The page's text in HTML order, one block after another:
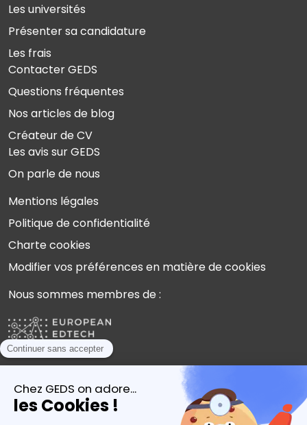
Les universités
Présenter sa candidature
Les frais
Contacter GEDS
Questions fréquentes
Nos articles de blog
Créateur de CV
Les avis sur GEDS
On parle de nous
Mentions légales
Politique de confidentialité
Charte cookies
Modifier vos préférences en matière de cookies
Nous sommes membres de :